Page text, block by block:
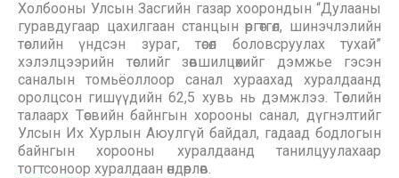
Холбооны Улсын Засгийн газар хоорондын “Дулааны
гуравдугаар цахилгаан станцын өргөтгөл, шинэчлэлийн
төслийн үндсэн зураг, төсөл боловсруулах тухай”
хэлэлцээрийн төслийг зөвшилцөхийг дэмжье гэсэн
саналын томьёоллоор санал хураахад хуралдаанд
оролцсон гишүүдийн 62,5 хувь нь дэмжлээ. Төслийн
талаарх Төсвийн байнгын хорооны санал, дүгнэлтийг
Улсын Их Хурлын Аюулгүй байдал, гадаад бодлогын
байнгын хорооны хуралдаанд танилцуулахаар
тогтсоноор хуралдаан өндөрлөв.